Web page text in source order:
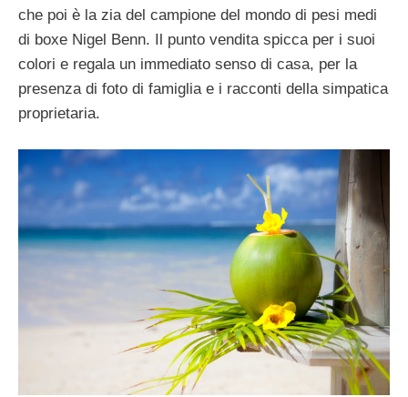
che poi è la zia del campione del mondo di pesi medi
di boxe Nigel Benn. Il punto vendita spicca per i suoi
colori e regala un immediato senso di casa, per la
presenza di foto di famiglia e i racconti della simpatica
proprietaria.